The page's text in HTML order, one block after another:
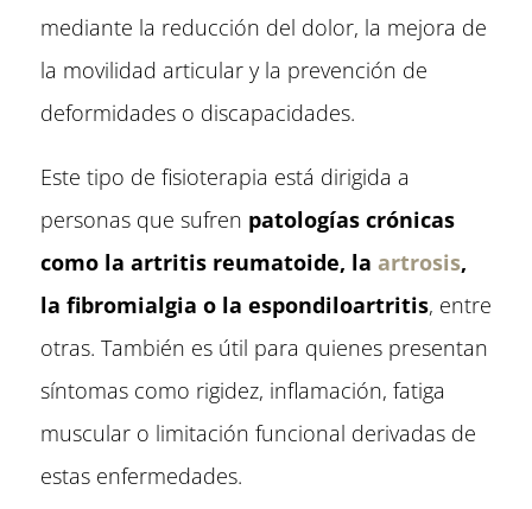
mediante la reducción del dolor, la mejora de
la movilidad articular y la prevención de
deformidades o discapacidades.
Este tipo de fisioterapia está dirigida a
personas que sufren patologías crónicas
como la artritis reumatoide, la artrosis,
la fibromialgia o la espondiloartritis, entre
otras. También es útil para quienes presentan
síntomas como rigidez, inflamación, fatiga
muscular o limitación funcional derivadas de
estas enfermedades.